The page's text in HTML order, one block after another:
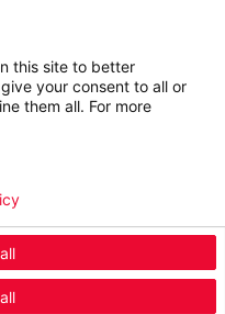
Cookies
this site to better
your consent to all or
them all. For more